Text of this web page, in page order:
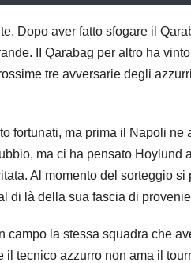
Dopo aver fatto sfogare il
II Qarabag per altro ha
tre avversarie degli
fortunati, ma prima il Napoli ne
ma ci ha pensato Hoylund
Al momento del sorteggio
di là della sua fascia di
campo la stessa squadra che
tecnico azzurro non ama il